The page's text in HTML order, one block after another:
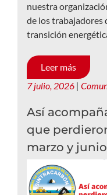
nuestra
de los trabajadores
transición
Leer más
7 julio, 2026 |
Así
que
marzo y junio